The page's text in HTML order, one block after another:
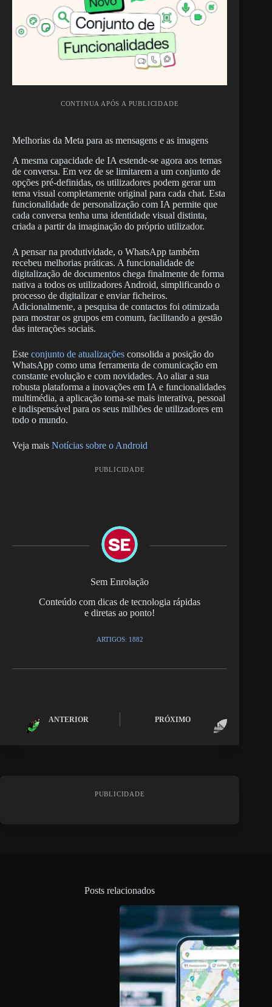
CONTINUA APÓS A PUBLICIDADE
Melhorias da Meta para as mensagens e as imagens
A mesma capacidade de IA estende-se agora aos temas
de conversa. Em vez de se limitarem a um conjunto de
opções pré-definidas, os utilizadores podem gerar um
tema visual completamente original para cada chat. Esta
funcionalidade de personalização com IA permite que
cada conversa tenha uma identidade visual distinta,
criada a partir da imaginação do próprio utilizador.
A pensar na produtividade, o WhatsApp também
recebeu melhorias práticas. A funcionalidade de
digitalização de documentos chega finalmente de forma
nativa a todos os utilizadores Android, simplificando o
processo de digitalizar e enviar ficheiros.
Adicionalmente, a pesquisa de contactos foi otimizada
para mostrar os grupos em comum, facilitando a gestão
das interações sociais.
Este conjunto de atualizações consolida a posição do
WhatsApp como uma ferramenta de comunicação em
constante evolução e com novidades. Ao aliar a sua
robusta plataforma a inovações em IA e funcionalidades
multimédia, a aplicação torna-se mais interativa, pessoal
e indispensável para os seus milhões de utilizadores em
todo o mundo.
Veja mais Notícias sobre o Android
PUBLICIDADE
Sem Enrolação
Conteúdo com dicas de tecnologia rápidas
e diretas ao ponto!
ARTIGOS: 1882
ANTERIOR PRÓXIMO
PUBLICIDADE
Posts relacionados